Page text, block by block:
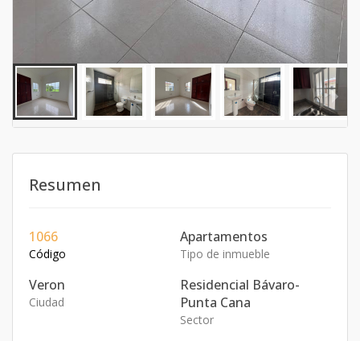
Resumen
1066
Código
Apartamentos
Tipo de inmueble
Veron
Ciudad
Residencial Bávaro-
Punta Cana
Sector